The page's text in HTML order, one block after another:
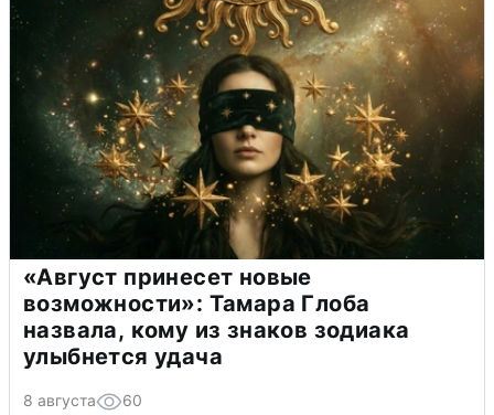
«Август принесет новые
возможности»: Тамара Глоба
назвала, кому из знаков зодиака
улыбнется удача
8 августа 60